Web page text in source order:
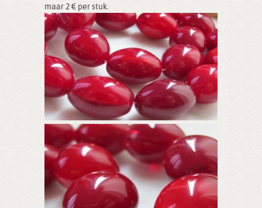
maar 2 € per stuk.